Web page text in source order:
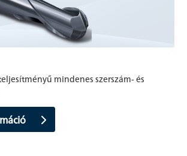
mindenes szerszám- és